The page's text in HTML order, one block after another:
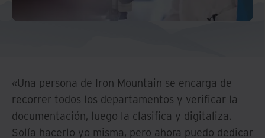
«Una persona de Iron Mountain se encarga de
recorrer todos los departamentos y verificar la
documentación, luego la clasifica y digitaliza.
Solía hacerlo yo misma, pero ahora puedo dedicar